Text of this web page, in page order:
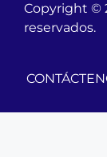
Copyright ©
reservados.